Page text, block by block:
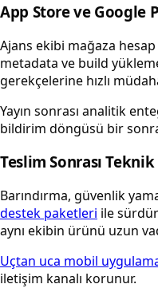
App Store ve Google
Ajans ekibi mağaza
metadata ve build
gerekçelerine hızlı
Yayın sonrası analitik
bildirim döngüsü bir
Teslim Sonrası
Barındırma, güvenlik
destek paketleri ile
aynı ekibin ürünü uzun
Uçtan uca mobil
iletişim kanalı korunur.